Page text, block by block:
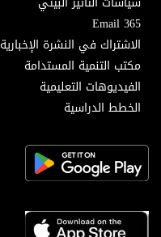
Email 365
الاشتراك في النشرة الإخبارية MEU
مكتب التنمية المستدامة
الفيديوهات التعليمية
الخطط الدراسية